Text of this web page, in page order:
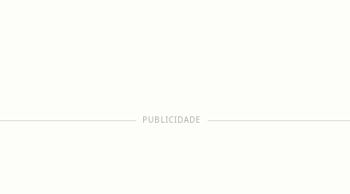
PUBLICIDADE